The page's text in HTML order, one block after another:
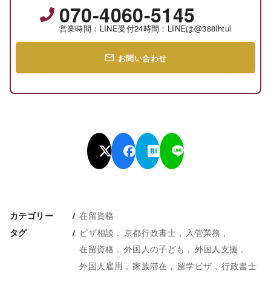
070-4060-5145
営業時間：LINE受付24時間：LINEは@388lhtul
お問い合わせ
カテゴリー 在留資格
タグ ビザ相談 京都行政書士
入管業務
在留資格
外国人の子ども
外国人支援
外国人雇用
家族滞在 留学ビザ 行政書士